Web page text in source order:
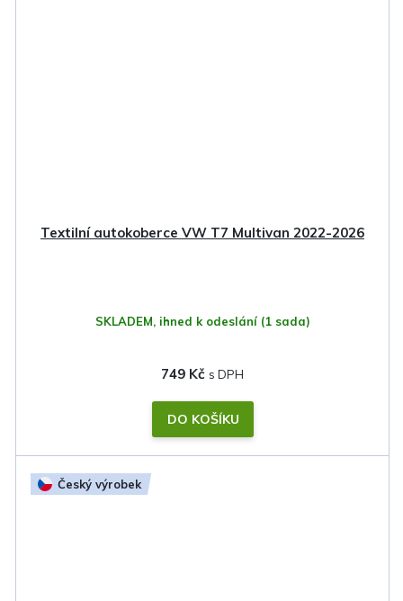
Textilní autokoberce VW T7 Multivan 2022-2026
SKLADEM, ihned k odeslání (1 sada)
749 Kč
DO KOŠÍKU
Český výrobek